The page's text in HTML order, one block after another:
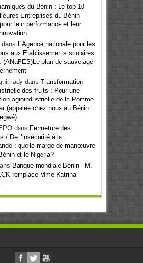
du Bénin : Le top 10
Entreprises du Bénin
leur performance et leur
dans L’Agence nationale pour les
aux Etablissements scolaires
(ANaPES)Le plan de sauvetage
dans Transformation
des fruits : Pour une
agroindustrielle de la Pomme
(appelée chez nous au Bénin :
dans Fermeture des
/ De l’insécurité à la
: quelle marge de manœuvre
et le Nigeria?
Banque mondiale Bénin : M.
remplace Mme Katrina